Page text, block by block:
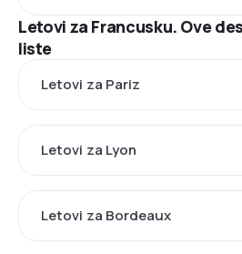
Letovi za Francusku. Ove
liste
Letovi za Pariz
Letovi za Lyon
Letovi za Bordeaux